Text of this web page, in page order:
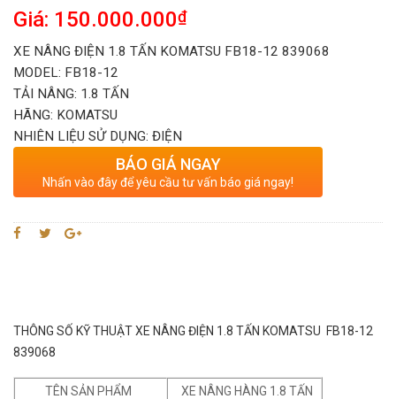
Giá: 150.000.000₫
XE NÂNG ĐIỆN 1.8 TẤN KOMATSU FB18-12 839068
MODEL: FB18-12
TẢI NÂNG: 1.8 TẤN
HÃNG: KOMATSU
NHIÊN LIỆU SỬ DỤNG: ĐIỆN
BÁO GIÁ NGAY
Nhấn vào đây để yêu cầu tư vấn báo giá ngay!
THÔNG SỐ KỸ THUẬT XE NÂNG ĐIỆN 1.8 TẤN KOMATSU FB18-12
839068
TÊN SẢN PHẨM
XE NÂNG HÀNG 1.8 TẤN